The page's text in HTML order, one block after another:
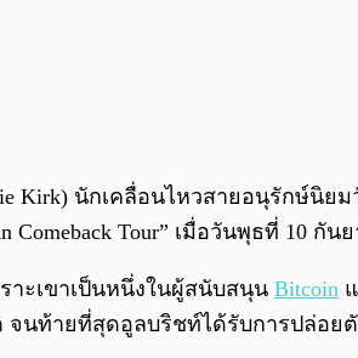
Kirk) นักเคลื่อนไหวสายอนุรักษ์นิ
Tour” เมื่อวันพุธที่ 10 กัน
าะเขาเป็นหนึ่งในผู้สนับสนุน Bitcoin
นท้ายที่สุดอูลบริชท์ได้รับการปล่อย